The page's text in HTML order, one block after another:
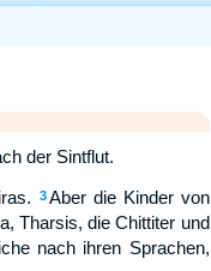
der Sintflut.
3Aber die Kinder von
Tharsis, die Chittiter und
nach ihren Sprachen,